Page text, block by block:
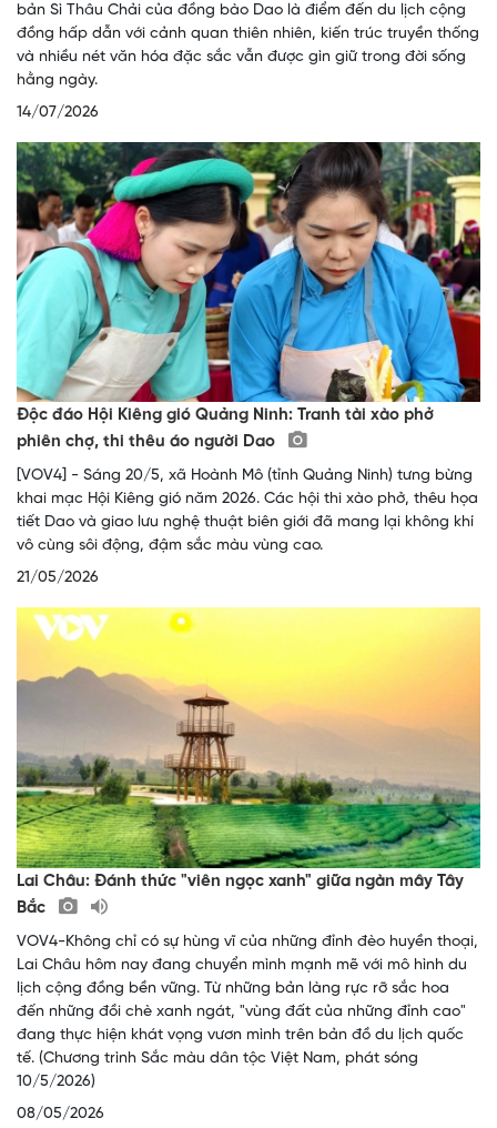
bản Sì Thâu Chải của đồng bào Dao là điểm đến du lịch cộng
đồng hấp dẫn với cảnh quan thiên nhiên, kiến trúc truyền thống
và nhiều nét văn hóa đặc sắc vẫn được gìn giữ trong đời sống
hằng ngày.
14/07/2026
Độc đáo Hội Kiêng gió Quảng Ninh: Tranh tài xào phở
phiên chợ, thi thêu áo người Dao
[VOV4] - Sáng 20/5, xã Hoành Mô (tỉnh Quảng Ninh) tưng bừng
khai mạc Hội Kiêng gió năm 2026. Các hội thi xào phở, thêu họa
tiết Dao và giao lưu nghệ thuật biên giới đã mang lại không khí
vô cùng sôi động, đậm sắc màu vùng cao.
21/05/2026
Lai Châu: Đánh thức "viên ngọc xanh" giữa ngàn mây Tây
Bắc
VOV4-Không chỉ có sự hùng vĩ của những đỉnh đèo huyền thoại,
Lai Châu hôm nay đang chuyển mình mạnh mẽ với mô hình du
lịch cộng đồng bền vững. Từ những bản làng rực rỡ sắc hoa
đến những đồi chè xanh ngát, "vùng đất của những đỉnh cao"
đang thực hiện khát vọng vươn mình trên bản đồ du lịch quốc
tế. (Chương trình Sắc màu dân tộc Việt Nam, phát sóng
10/5/2026)
08/05/2026